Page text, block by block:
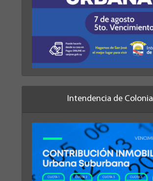
Intendencia de Colonia